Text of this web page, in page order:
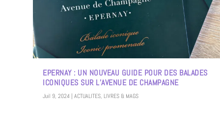
EPERNAY : UN NOUVEAU GUIDE POUR DES BALADES
ICONIQUES SUR L’AVENUE DE CHAMPAGNE
Juil 9, 2024 |ACTUALITES, LIVRES & MAGS